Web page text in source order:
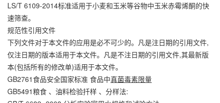
LS/T 6109-2014标准适用于小麦和玉米等谷物中玉米赤霉烯酮的快
速筛查。
规范性引用文件
下列文件对于本文件的应用是必不可少的。凡是注日期的引用文件,
仅注日期的版本适用于本文件。凡是不注日期的引用文件,其最新版
本(包括所有的修改单)适用于本文件。
GB2761食品安全国家标准 食品中真菌毒素限量
GB5491粮食 、油料检验扦样 、分样法: